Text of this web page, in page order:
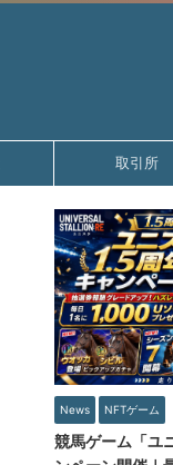
取引所
News NFTゲーム
競馬ゲーム「ユ